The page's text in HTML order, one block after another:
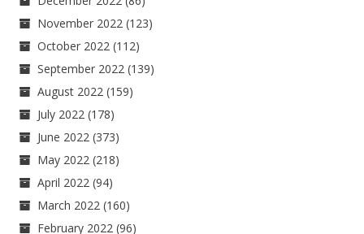
November 2022 (123)
October 2022 (112)
September 2022 (139)
August 2022 (159)
July 2022 (178)
June 2022 (373)
May 2022 (218)
April 2022 (94)
March 2022 (160)
February 2022 (96)